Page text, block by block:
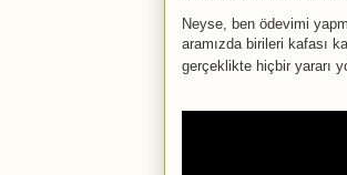
Neyse, ben ödevimi
aramızda birileri kafası
gerçeklikte hiçbir yararı